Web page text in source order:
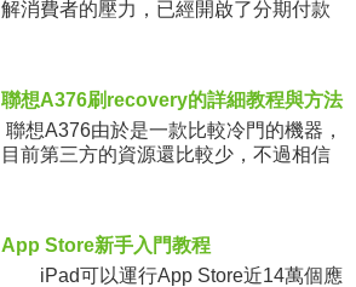
解消費者的壓力，已經開啟了分期付款
聯想A376刷recovery的詳細教程與方法
聯想A376由於是一款比較冷門的機器，
目前第三方的資源還比較少，不過相信
App Store新手入門教程
iPad可以運行App Store近14萬個應